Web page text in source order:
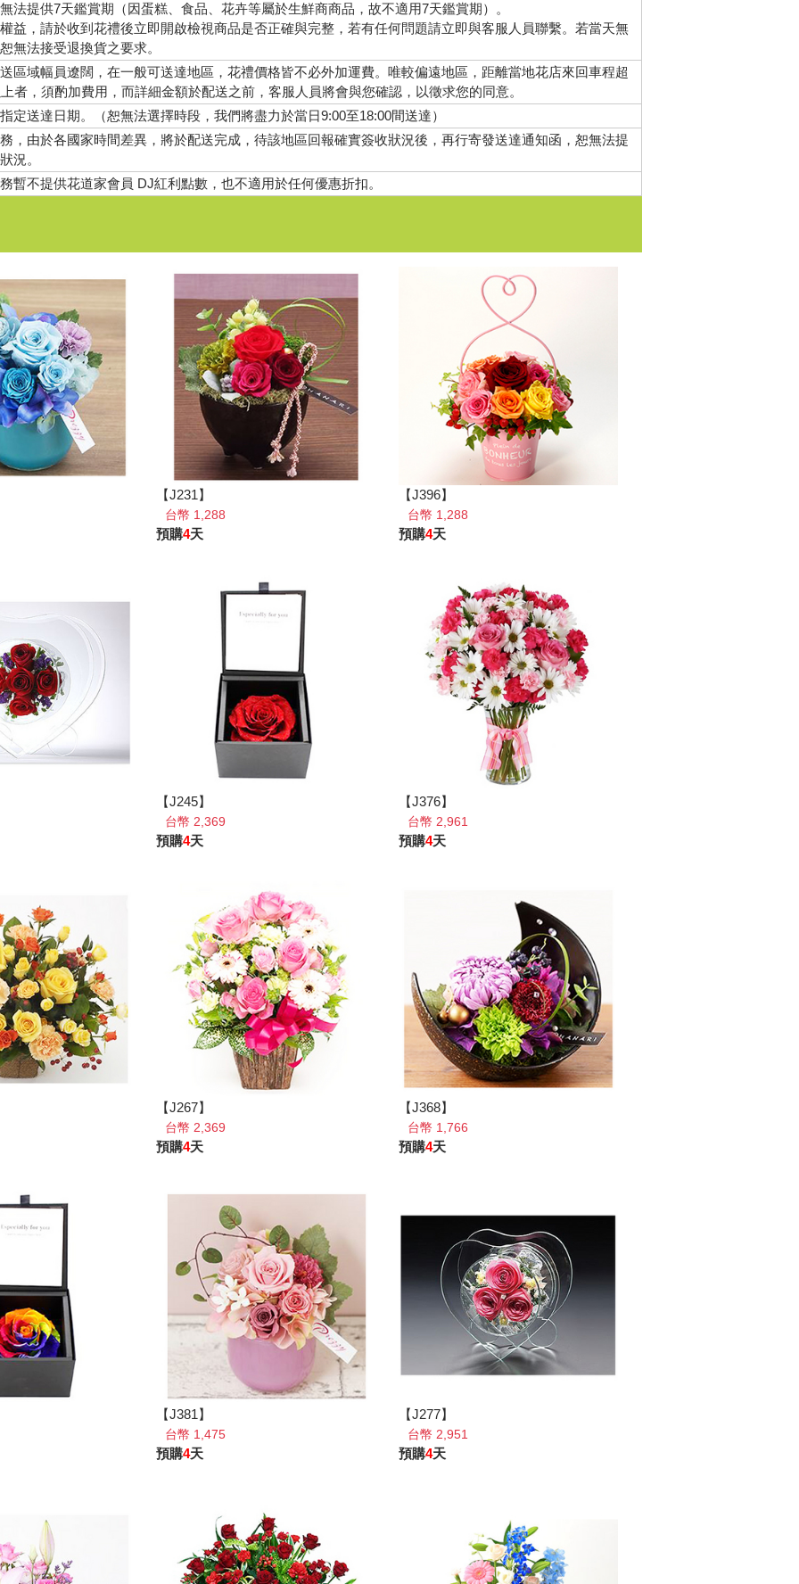
法提供7天鑑賞期（因蛋糕、食品、花卉等屬於生鮮商商品，故不適用7天鑑賞期）。
益，請於收到花禮後立即開啟檢視商品是否正確與完整，若有任何問題請立即與客服人員聯繫。若當天無
無法接受退換貨之要求。
區域幅員遼闊，在一般可送達地區，花禮價格皆不必外加運費。唯較偏遠地區，距離當地花店來回車程超
者，須酌加費用，而詳細金額於配送之前，客服人員將會與您確認，以徵求您的同意。
定送達日期。（恕無法選擇時段，我們將盡力於當日9:00至18:00間送達）
，由於各國家時間差異，將於配送完成，待該地區回報確實簽收狀況後，再行寄發送達通知函，恕無法提
況。
暫不提供花道家會員 DJ紅利點數，也不適用於任何優惠折扣。
【J231】
台幣 1,288
預購4天
【J396】
台幣 1,288
預購4天
【J245】
台幣 2,369
預購4天
【J376】
台幣 2,961
預購4天
【J267】
台幣 2,369
預購4天
【J368】
台幣 1,766
預購4天
【J381】
台幣 1,475
預購4天
【J277】
台幣 2,951
預購4天